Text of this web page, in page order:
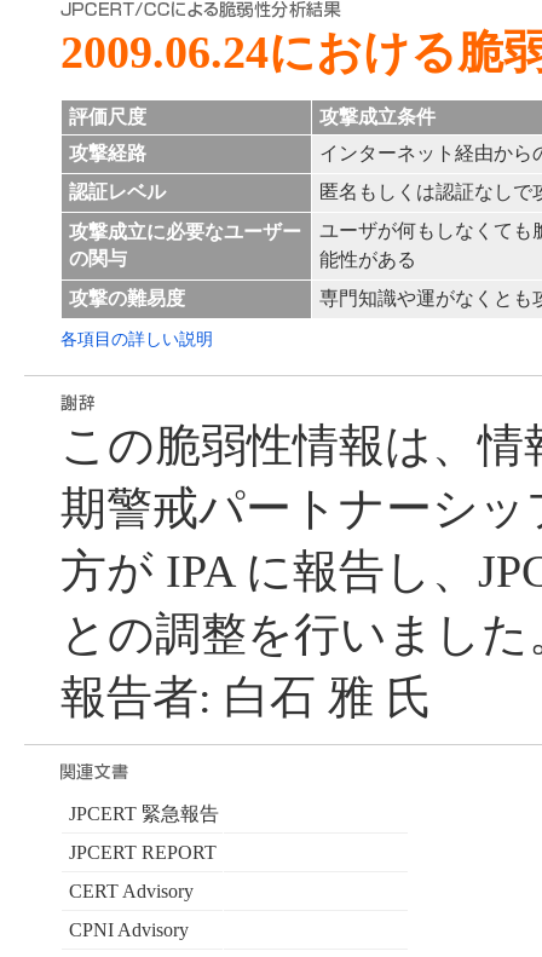
2009.06.24における脆
評価尺度
攻撃成立条件
攻撃経路
インターネット経由から
認証レベル
匿名もしくは認証なしで
攻撃成立に必要なユーザー
の関与
ユーザが何もしなくても
能性がある
攻撃の難易度
専門知識や運がなくとも
各項目の詳しい説明
この脆弱性情報は、
期警戒パートナーシ
方が IPA に報告し、
との調整を行いました
報告者: 白石 雅 氏
JPCERT 緊急報告
JPCERT REPORT
CERT Advisory
CPNI Advisory